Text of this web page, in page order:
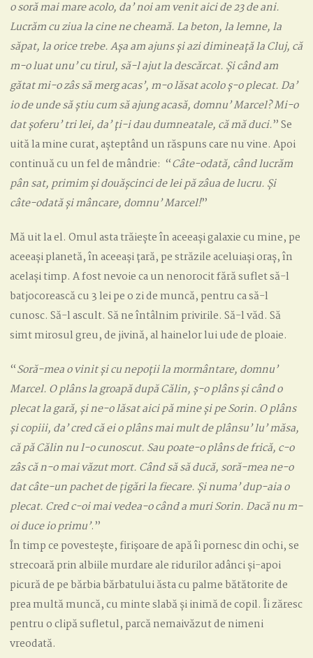
o soră mai mare acolo, da’ noi am venit aici de 23 de ani.
Lucrăm cu ziua la cine ne cheamă. La beton, la lemne, la
săpat, la orice trebe. Așa am ajuns și azi dimineață la Cluj, că
m-o luat unu’ cu tirul, să-l ajut la descărcat. Și când am
gătat mi-o zâs să merg acas’, m-o lăsat acolo ș-o plecat. Da’
io de unde să știu cum să ajung acasă, domnu’ Marcel? Mi-o
dat șoferu’ tri lei, da’ ți-i dau dumneatale, că mă duci.” Se
uită la mine curat, așteptând un răspuns care nu vine. Apoi
continuă cu un fel de mândrie: “Câte-odată, când lucrăm
pân sat, primim și douășcinci de lei pă zâua de lucru. Și
câte-odatăși mâncare, domnu’ Marcel!”
Mă uit la el. Omul asta trăiește în aceeași galaxie cu mine, pe
aceeași planetă, în aceeași țară, pe străzile aceluiași oraș, în
același timp. A fost nevoie ca un nenorocit fără suflet să-l
batjocorească cu 3 lei pe o zi de muncă, pentru ca să-l
cunosc. Să-l ascult. Să ne întâlnim privirile. Să-l văd. Să
simt mirosul greu, de jivină, al hainelor lui ude de ploaie.
“Soră-mea o vinit și cu nepoții la mormântare, domnu’
Marcel. O plâns la groapă după Călin, ș-o plâns și când o
plecat la gară, și ne-o lăsat aici pă mine și pe Sorin. O plâns
și copiii, da’ cred că ei o plâns mai mult de plânsu’ lu’ măsa,
că pă Călin nu l-o cunoscut. Sau poate-o plâns de frică, c-o
zâs că n-o mai văzut mort. Când să să ducă, soră-mea ne-o
dat câte-un pachet de țigări la fiecare. Și numa’ dup-aia o
plecat. Cred c-oi mai vedea-o când a muri Sorin. Dacă nu m-
oi duce io primu’.”
În timp ce povestește, firișoare de apă îi pornesc din ochi, se
strecoară prin albiile murdare ale ridurilor adânci și-apoi
picură de pe bărbia bărbatului ăsta cu palme bătătorite de
prea multă muncă, cu minte slabă și inimă de copil. Îi zăresc
pentru o clipă sufletul, parcă nemaivăzut de nimeni
vreodată.